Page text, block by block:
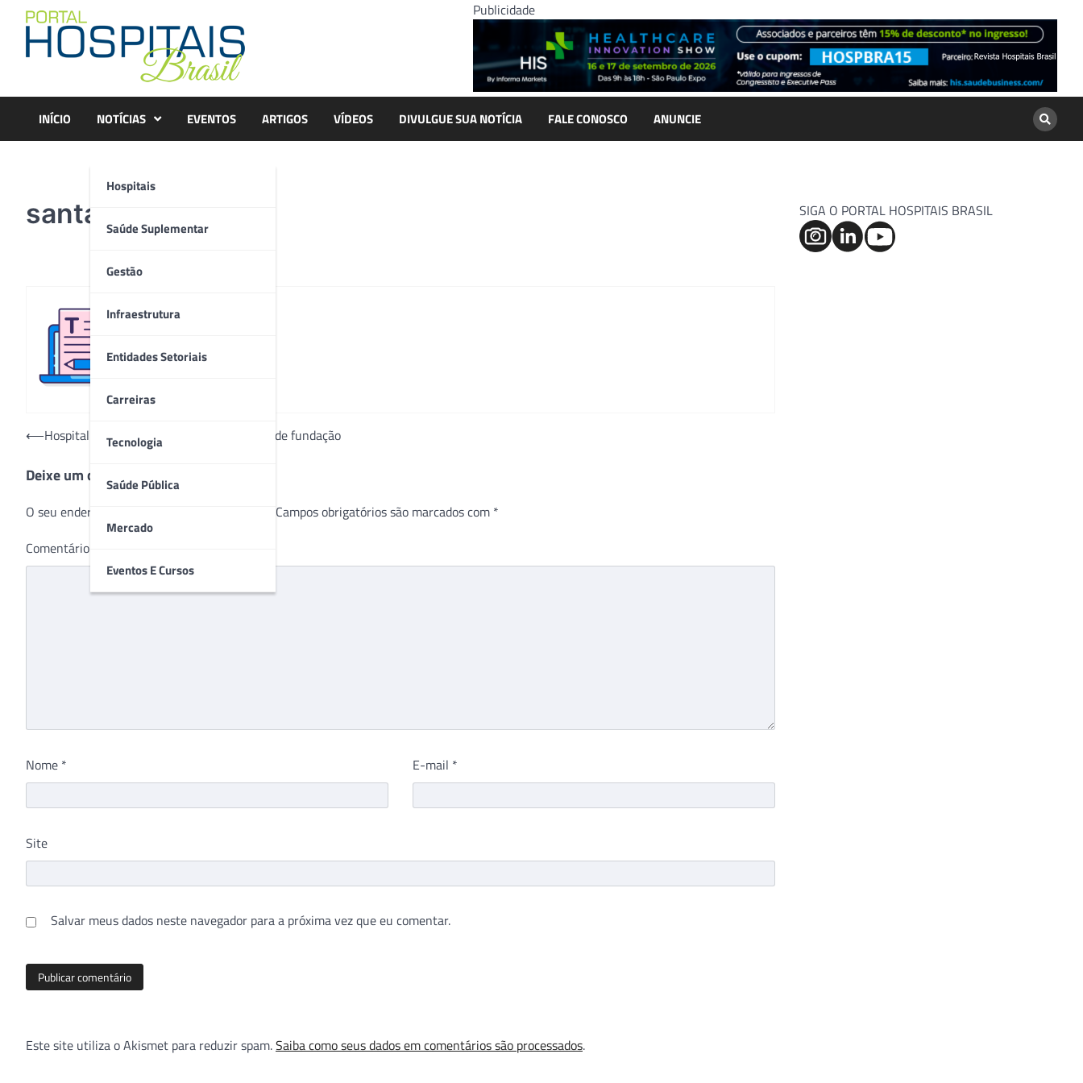
content
Publicidade
INÍCIO NOTÍCIAS
Hospitais
Saúde Suplementar
Gestão
Infraestrutura
Entidades Setoriais
Carreiras
Tecnologia
Saúde Pública
Mercado
Eventos E Cursos
EVENTOS ARTIGOS VÍDEOS DIVULGUE SUA NOTÍCIA FALE CONOSCO ANUNCIE
santa_catarina
Navegação
Post
⟵Hospital Santa Catarina celebra 112 anos de fundação
Deixe um comentário
O seu endereço de e-mail não será publicado. Campos obrigatórios são marcados com *
Comentário
Nome * E-mail *
Site
Salvar meus dados neste navegador para a próxima vez que eu comentar.
Este site utiliza o Akismet para reduzir spam.Saiba como seus dados em comentários são processados.
SIGA O PORTAL HOSPITAIS BRASIL